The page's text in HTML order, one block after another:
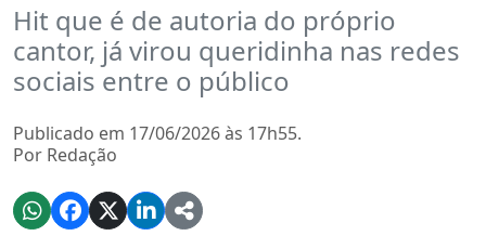
Hit que é de autoria do próprio
cantor, já virou queridinha nas redes
sociais entre o público
Publicado em 17/06/2026 às 17h55.
Por Redação